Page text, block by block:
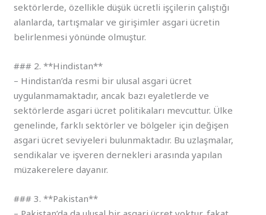
sektörlerde, özellikle düşük ücretli işçilerin çalıştığı
alanlarda, tartışmalar ve girişimler asgari ücretin
belirlenmesi yönünde olmuştur.
### 2. **Hindistan**
– Hindistan’da resmi bir ulusal asgari ücret
uygulanmamaktadır, ancak bazı eyaletlerde ve
sektörlerde asgari ücret politikaları mevcuttur. Ülke
genelinde, farklı sektörler ve bölgeler için değişen
asgari ücret seviyeleri bulunmaktadır. Bu uzlaşmalar,
sendikalar ve işveren dernekleri arasında yapılan
müzakerelere dayanır.
### 3. **Pakistan**